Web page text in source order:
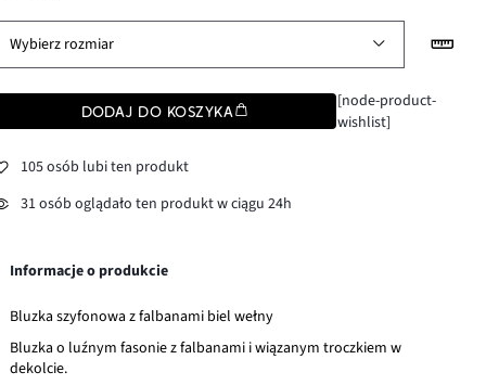
Wybierz rozmiar
DODAJ DO KOSZYKA
[node-product-
wishlist]
105 osób lubi ten produkt
31 osób oglądało ten produkt w ciągu 24h
Informacje o produkcie
Bluzka szyfonowa z falbanami biel wełny
Bluzka o luźnym fasonie z falbanami i wiązanym troczkiem w
dekolcie.